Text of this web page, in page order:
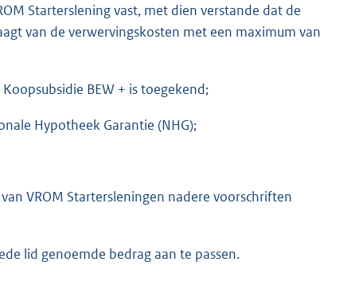
Starterslening vast, met dien verstande dat de
van de verwervingskosten met een maximum van
BEW + is toegekend;
Hypotheek Garantie (NHG);
VROM Startersleningen nadere voorschriften
lid genoemde bedrag aan te passen.